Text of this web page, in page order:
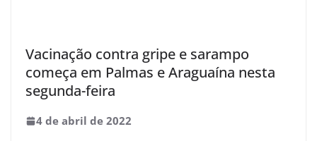
Vacinação contra gripe e sarampo
começa em Palmas e Araguaína nesta
segunda-feira
4 de abril de 2022